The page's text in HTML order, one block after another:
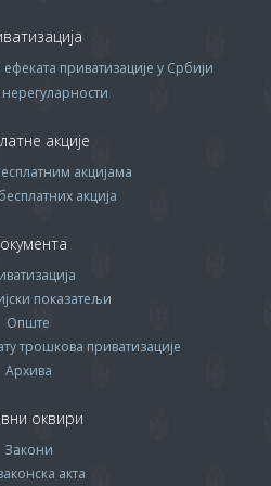
приватизације у Србији
нерегуларности
акције
акцијама
акција
показатељи
Опште
трошкова приватизације
Архива
оквири
Закони
акта